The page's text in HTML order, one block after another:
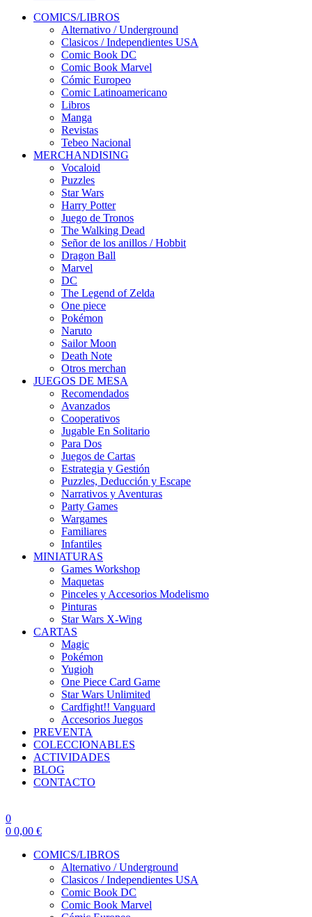
COMICS/LIBROS
Alternativo / Underground
Clasicos / Independientes USA
Comic Book DC
Comic Book Marvel
Cómic Europeo
Comic Latinoamericano
Libros
Manga
Revistas
Tebeo Nacional
MERCHANDISING
Vocaloid
Puzzles
Star Wars
Harry Potter
Juego de Tronos
The Walking Dead
Señor de los anillos / Hobbit
Dragon Ball
Marvel
DC
The Legend of Zelda
One piece
Pokémon
Naruto
Sailor Moon
Death Note
Otros merchan
JUEGOS DE MESA
Recomendados
Avanzados
Cooperativos
Jugable En Solitario
Para Dos
Juegos de Cartas
Estrategia y Gestión
Puzzles, Deducción y Escape
Narrativos y Aventuras
Party Games
Wargames
Familiares
Infantiles
MINIATURAS
Games Workshop
Maquetas
Pinceles y Accesorios Modelismo
Pinturas
Star Wars X-Wing
CARTAS
Magic
Pokémon
Yugioh
One Piece Card Game
Star Wars Unlimited
Cardfight!! Vanguard
Accesorios Juegos
PREVENTA
COLECCIONABLES
ACTIVIDADES
BLOG
CONTACTO
0
0 0,00 €
COMICS/LIBROS
Alternativo / Underground
Clasicos / Independientes USA
Comic Book DC
Comic Book Marvel